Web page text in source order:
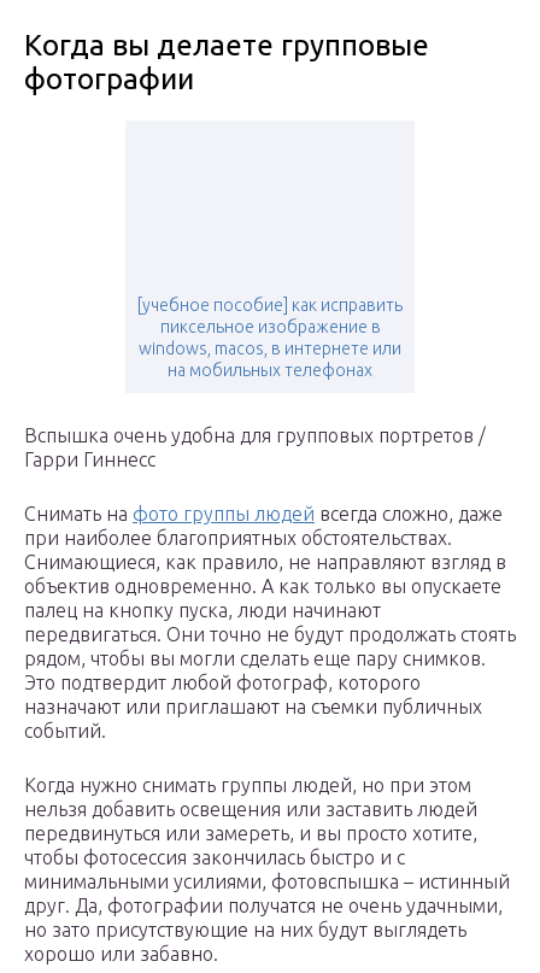
Когда вы делаете групповые
фотографии
[учебное пособие] как исправить
пиксельное изображение в
windows, macos, в интернете или
на мобильных телефонах
Вспышка очень удобна для групповых портретов /
Гарри Гиннесс
Снимать на фото группы людей всегда сложно, даже
при наиболее благоприятных обстоятельствах.
Снимающиеся, как правило, не направляют взгляд в
объектив одновременно. А как только вы опускаете
палец на кнопку пуска, люди начинают
передвигаться. Они точно не будут продолжать стоять
рядом, чтобы вы могли сделать еще пару снимков.
Это подтвердит любой фотограф, которого
назначают или приглашают на съемки публичных
событий.
Когда нужно снимать группы людей, но при этом
нельзя добавить освещения или заставить людей
передвинуться или замереть, и вы просто хотите,
чтобы фотосессия закончилась быстро и с
минимальными усилиями, фотовспышка – истинный
друг. Да, фотографии получатся не очень удачными,
но зато присутствующие на них будут выглядеть
хорошо или забавно.